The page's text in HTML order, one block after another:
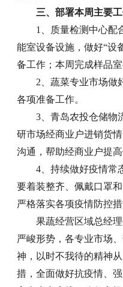
三、部署本周主要
1、质量检测中心配
能室设备设施，做好“设
备工作；本周完成样品
2、蔬菜专业市场做
各项准备工作。
3、青岛农投仓储物
研市场经商业户进销货
沟通，帮助经商业户提高
4、持续做好疫情常
要着装整齐、佩戴口罩
严格落实各项疫情防控措
果蔬经营区域总经
严峻形势，各专业市场
神，以时不我待的精神
措，全面做好抗疫情、